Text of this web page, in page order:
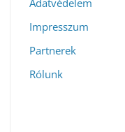
Adatvédelem
Impresszum
Partnerek
Rólunk